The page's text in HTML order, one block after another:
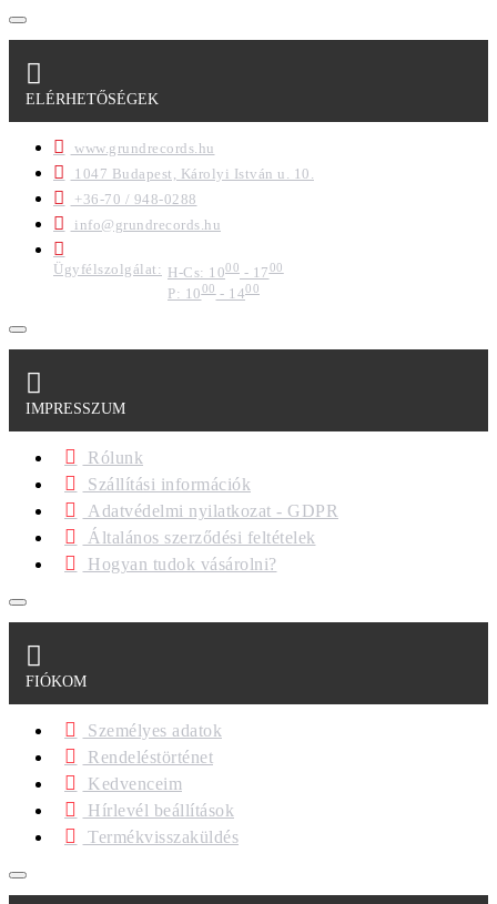
ELÉRHETŐSÉGEK
www.grundrecords.hu
1047 Budapest, Károlyi István u. 10.
+36-70 / 948-0288
info@grundrecords.hu
Ügyfélszolgálat: H-Cs: 1000 - 1700
P: 1000- 1400
IMPRESSZUM
Rólunk
Szállítási információk
Adatvédelmi nyilatkozat - GDPR
Általános szerződési feltételek
Hogyan tudok vásárolni?
FIÓKOM
Személyes adatok
Rendeléstörténet
Kedvenceim
Hírlevél beállítások
Termékvisszaküldés